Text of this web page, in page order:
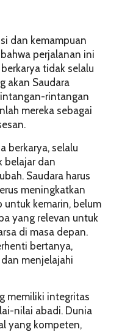
dan kemampuan
perjalanan ini
tidak selalu
akan Saudara
rintangan
mereka sebagai
berkarya, selalu
belajar dan
Saudara harus
meningkatkan
untuk kemarin, belum
yang relevan untuk
di masa depan.
bertanya,
menjelajahi
memiliki integritas
nilai abadi. Dunia
yang kompeten,